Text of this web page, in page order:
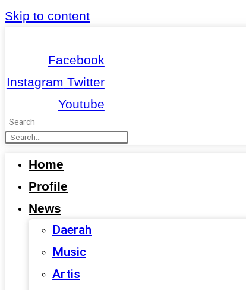
Skip to content
Facebook
Instagram Twitter
Youtube
Search
Home
Profile
News
Daerah
Music
Artis